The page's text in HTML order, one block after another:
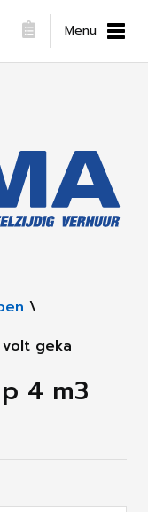
Menu
\
geka
4 m3